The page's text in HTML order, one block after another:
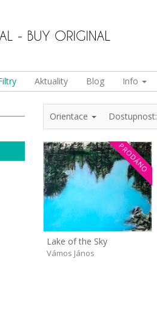
Aktuality Blog Info
Orientace Dostupnost:
PRODÁNO
Lake of the Sky
Vámos János